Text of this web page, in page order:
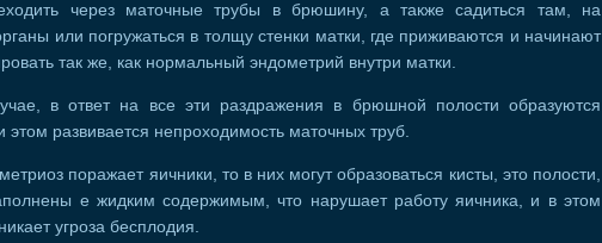
через маточные трубы в брюшину, а также садиться там, на
или погружаться в толщу стенки матки, где приживаются и начинают
так же, как нормальный эндометрий внутри матки.
в ответ на все эти раздражения в брюшной полости образуются
этом развивается непроходимость маточных труб.
поражает яичники, то в них могут образоваться кисты, это полости,
е жидким содержимым, что нарушает работу яичника, и в этом
угроза бесплодия.